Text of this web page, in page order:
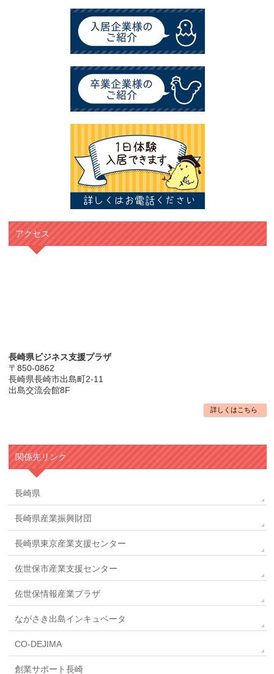
アクセス
長崎県ビジネス支援プラザ
〒850-0862
長崎県長崎市出島町2-11
出島交流会館8F
詳しくはこちら
関係先リンク
長崎県
長崎県産業振興財団
長崎県東京産業支援センター
佐世保市産業支援センター
佐世保情報産業プラザ
ながさき出島インキュベータ
CO-DEJIMA
創業サポート長崎